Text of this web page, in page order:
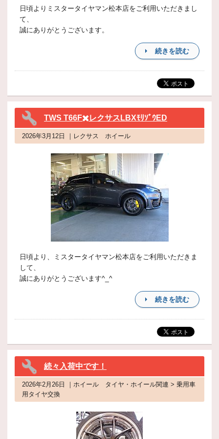
日頃よりミスタータイヤマン松本店をご利用いただきまし
て、
誠にありがとうございます。
続きを読む
TWS T66F✖️レクサスLBXﾓﾘｿﾞｳED
2026年3月12日 ｜レクサス ホイール
日頃より、ミスタータイヤマン松本店をご利用いただきま
して、
誠にありがとうございます^_^
続きを読む
続々入荷中です！
2026年2月26日 ｜ホイール タイヤ・ホイール関連 > 乗用車
用タイヤ交換